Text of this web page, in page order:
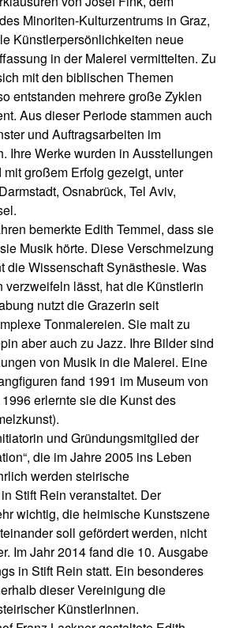
Minoriten-Kulturzentrums in Graz,
Künstlerpersönlichkeiten neue
in der Malerei vermittelten. Zu
mit den biblischen Themen
entstanden mehrere große Zyklen
Aus dieser Periode stammen auch
und Auftragsarbeiten im
Ihre Werke wurden in Ausstellungen
großem Erfolg gezeigt, unter
Osnabrück, Tel Aviv,
bemerkte Edith Temmel, dass sie
Musik hörte. Diese Verschmelzung
die Wissenschaft Synästhesie. Was
verzweifeln lässt, hat die Künstlerin
nutzt die Grazerin seit
Tonmalereien. Sie malt zu
aber auch zu Jazz. Ihre Bilder sind
von Musik in die Malerei. Eine
fand 1991 im Museum von
erlernte sie die Kunst des
und Gründungsmitglied der
die im Jahre 2005 ins Leben
werden steirische
Stift Rein veranstaltet. Der
wichtig, die heimische Kunstszene
soll gefördert werden, nicht
Im Jahr 2014 fand die 10. Ausgabe
in Stift Rein statt. Ein besonderes
dieser Vereinigung die
KünstlerInnen.